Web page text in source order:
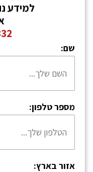
למידע
שם:
מספר טלפון:
אזור בארץ: